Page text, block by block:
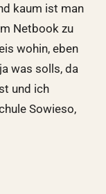
kaum ist man
Netbook zu
wohin, eben
was solls, da
und ich
Sowieso,